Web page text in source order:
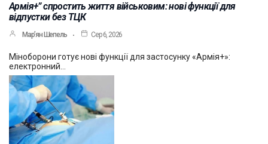
Армія+” спростить життя військовим: нові функції для
відпустки без ТЦК
Мар’ян Шепель Сер 6, 2026
Міноборони готує нові функції для застосунку «Армія+»:
електронний…